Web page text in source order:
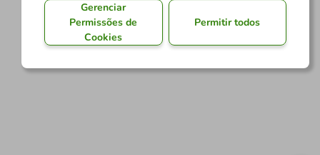
Gerenciar
Permissões de
Cookies
Permitir todos